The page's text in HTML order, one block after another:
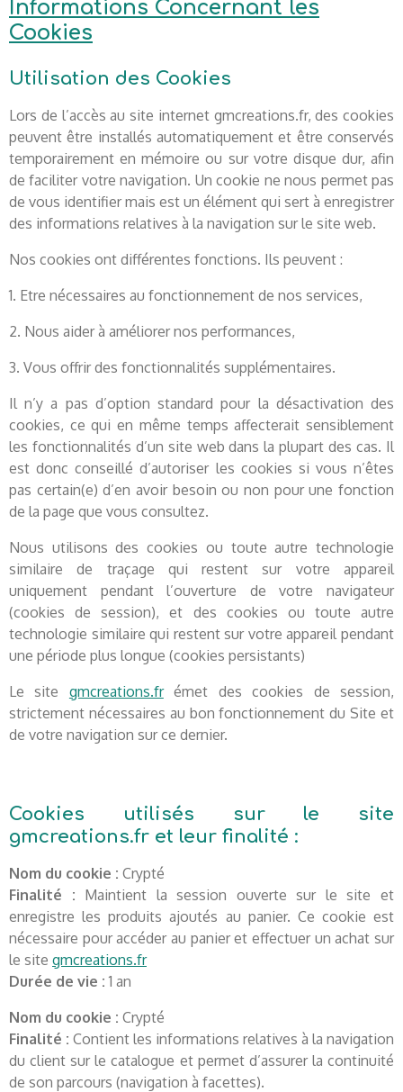
Informations Concernant les
Cookies
Utilisation des Cookies
Lors de l’accès au site internet gmcreations.fr, des cookies
peuvent être installés automatiquement et être conservés
temporairement en mémoire ou sur votre disque dur, afin
de faciliter votre navigation. Un cookie ne nous permet pas
de vous identifier mais est un élément qui sert à enregistrer
des informations relatives à la navigation sur le site web.
Nos cookies ont différentes fonctions. Ils peuvent :
1. Etre nécessaires au fonctionnement de nos services,
2. Nous aider à améliorer nos performances,
3. Vous offrir des fonctionnalités supplémentaires.
Il n’y a pas d’option standard pour la désactivation des
cookies, ce qui en même temps affecterait sensiblement
les fonctionnalités d’un site web dans la plupart des cas. Il
est donc conseillé d’autoriser les cookies si vous n’êtes
pas certain(e) d’en avoir besoin ou non pour une fonction
de la page que vous consultez.
Nous utilisons des cookies ou toute autre technologie
similaire de traçage qui restent sur votre appareil
uniquement pendant l’ouverture de votre navigateur
(cookies de session), et des cookies ou toute autre
technologie similaire qui restent sur votre appareil pendant
une période plus longue (cookies persistants)
Le site gmcreations.frémet des cookies de session,
strictement nécessaires au bon fonctionnement du Site et
de votre navigation sur ce dernier.
Cookies utilisés sur le site
gmcreations.fr et leur finalité :
Nom du cookie : Crypté
Finalité : Maintient la session ouverte sur le site et
enregistre les produits ajoutés au panier. Ce cookie est
nécessaire pour accéder au panier et effectuer un achat sur
le site gmcreations.fr
Durée de vie : 1 an
Nom du cookie : Crypté
Finalité : Contient les informations relatives à la navigation
du client sur le catalogue et permet d’assurer la continuité
de son parcours (navigation à facettes).